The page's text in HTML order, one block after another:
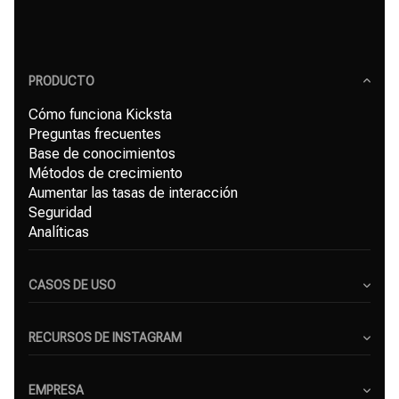
PRODUCTO
Cómo funciona Kicksta
Preguntas frecuentes
Base de conocimientos
Métodos de crecimiento
Aumentar las tasas de interacción
Seguridad
Analíticas
CASOS DE USO
Pequeñas empresas
Freelancers
RECURSOS DE INSTAGRAM
Generador de hashtags para Instagram
EMPRESA